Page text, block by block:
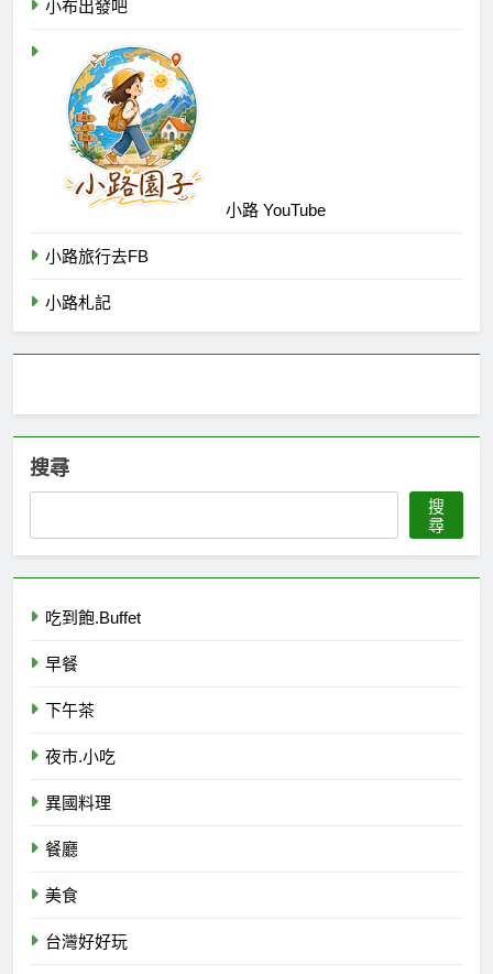
小布出發吧
小路 YouTube
小路旅行去FB
小路札記
搜尋
搜
尋
吃到飽.Buffet
早餐
下午茶
夜市.小吃
異國料理
餐廳
美食
台灣好好玩